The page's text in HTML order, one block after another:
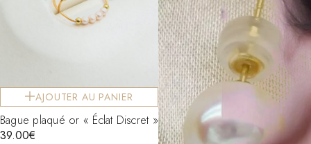
AJOUTER AU PANIER
Bague plaqué or « Éclat Discret »
39.00€